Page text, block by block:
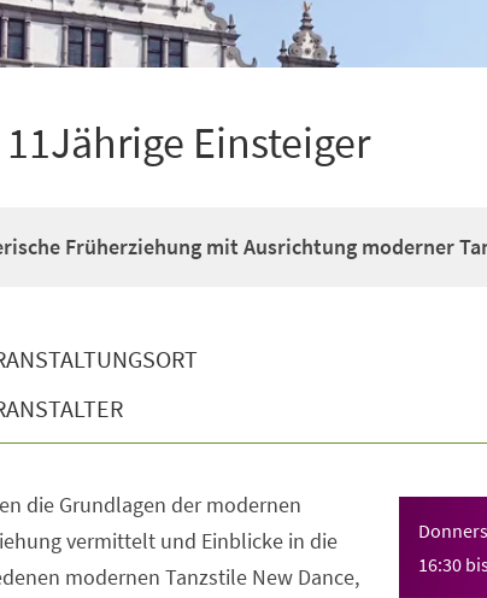
Einsteiger
Früherziehung mit Ausrichtung moderner
16:30
die Grundlagen der modernen
vermittelt und Einblicke in die
modernen Tanzstile New Dance,